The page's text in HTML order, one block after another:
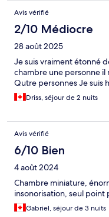
Avis vérifié
2/10 Médiocre
28 août 2025
Je suis vraiment étonné
chambre une personne il
Qutre personnes Je suis
Driss, séjour de 2 nuits
Avis vérifié
6/10 Bien
4 août 2024
Chambre miniature,
insonorisation, seul point
Gabriel, séjour de 3 nuits